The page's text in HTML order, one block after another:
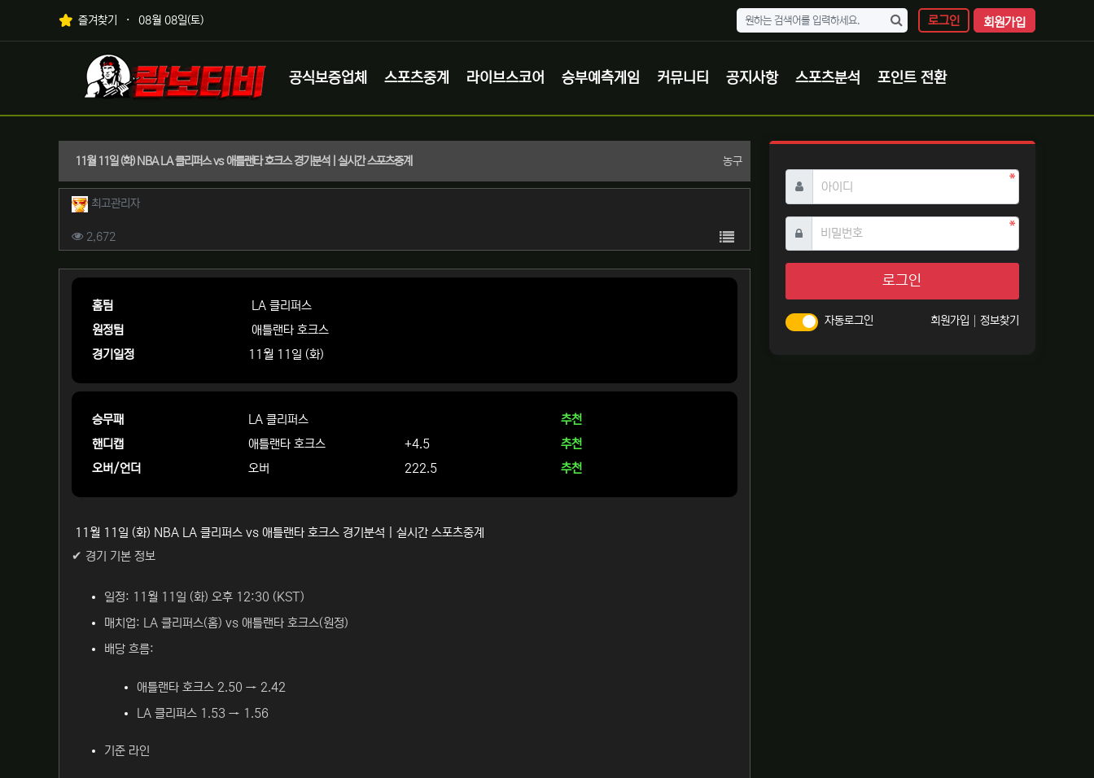
상단 네비즐겨찾기 08월 08일(토) 로그인 회원가입
로고
공식보증업체 스포츠중계 라이브스코어 승부예측게임 커뮤니티 공지사항 스포츠분석 포인트 전환
11월 11일 (화) NBA LA 클리퍼스 vs 애틀랜타 호크스 경기분석 | 실시간 스포츠중계 농구분류
작성자 정보
최고관리자작성
컨텐츠 정보
2,672 목록
본문
홈팀
LA 클리퍼스
원정팀
애틀랜타 호크스
경기일정
11월 11일 (화)
승무패 LA 클리퍼스
추천
핸디캡
애틀랜타 호크스 +4.5
추천
오버/언더
오버 222.5 추천
11월 11일 (화) NBA LA 클리퍼스 vs 애틀랜타 호크스 경기분석 | 실시간 스포츠중계
✔ 경기 기본 정보
일정: 11월 11일 (화) 오후 12:30 (KST)
매치업: LA 클리퍼스(홈) vs 애틀랜타 호크스(원정)
배당 흐름:
애틀랜타 호크스 2.50 → 2.42
LA 클리퍼스 1.53 → 1.56
기준 라인
아이디 필수
비밀번호필수
로그인
자동로그인 회원가입 정보찾기